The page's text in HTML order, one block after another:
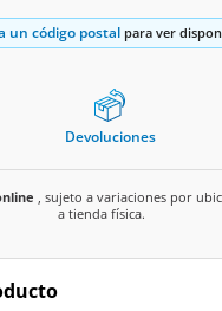
un código postal para ver
Devoluciones
, sujeto a variaciones por
a tienda física.